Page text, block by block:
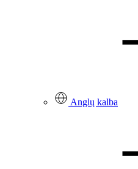
Anglų kalba